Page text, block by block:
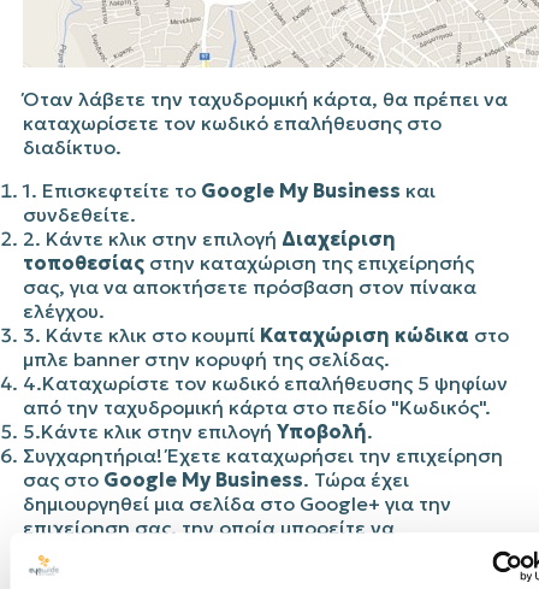
Όταν λάβετε την ταχυδρομική κάρτα, θα πρέπει να
καταχωρίσετε τον κωδικό επαλήθευσης στο
διαδίκτυο.
1. Επισκεφτείτε το Google My Business και
συνδεθείτε.
2. Κάντε κλικ στην επιλογή Διαχείριση
τοποθεσίαςστην καταχώριση της επιχείρησής
σας, για να αποκτήσετε πρόσβαση στον πίνακα
ελέγχου.
3. Κάντε κλικ στο κουμπίΚαταχώριση κώδικα στο
μπλε banner στην κορυφή της σελίδας.
4.Καταχωρίστε τον κωδικό επαλήθευσης 5 ψηφίων
από την ταχυδρομική κάρτα στο πεδίο "Κωδικός".
5.Κάντε κλικ στην επιλογή Υποβολή.
Συγχαρητήρια! Έχετε καταχωρήσει την επιχείρηση
σας στο Google My Business. Τώρα έχει
δημιουργηθεί μια σελίδα στο Google+ για την
επιχείρηση σας, την οποία μπορείτε να
ενημερώσετε με όλες τις πληροφορίες της
επιχείρησης σας καθώς και τα νέα σας.